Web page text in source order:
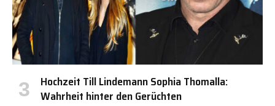
Hochzeit Till Lindemann Sophia Thomalla:
Wahrheit hinter den Gerüchten